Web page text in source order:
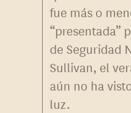
fue más o
“presentada”
de Seguridad
Sullivan, el
aún no ha
luz.